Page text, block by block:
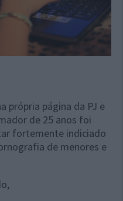
própria página da PJ e
de 25 anos foi
fortemente indiciado
de menores e